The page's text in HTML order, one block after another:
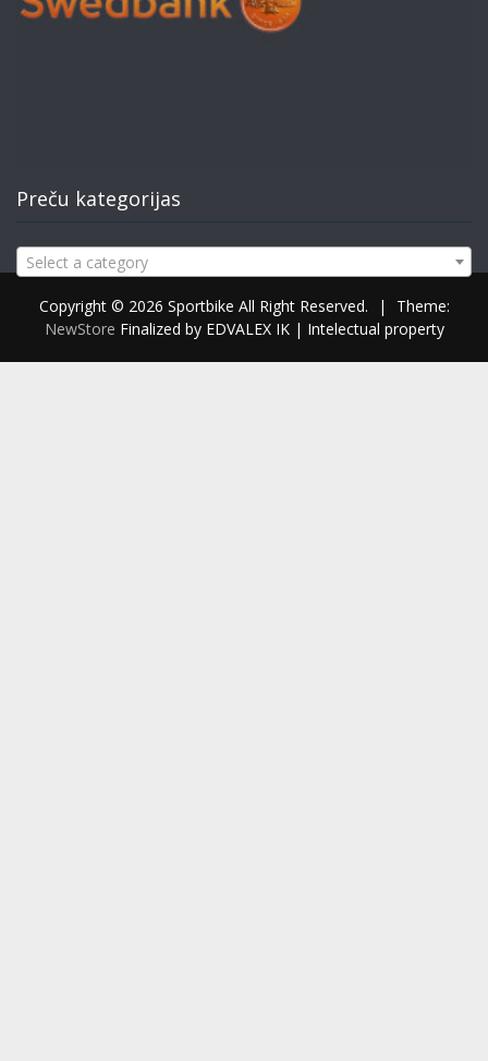
Preču kategorijas
Select a category
Copyright © 2026 Sportbike All Right Reserved. |
Theme:
NewStore Finalized by EDVALEX IK | Intelectual property